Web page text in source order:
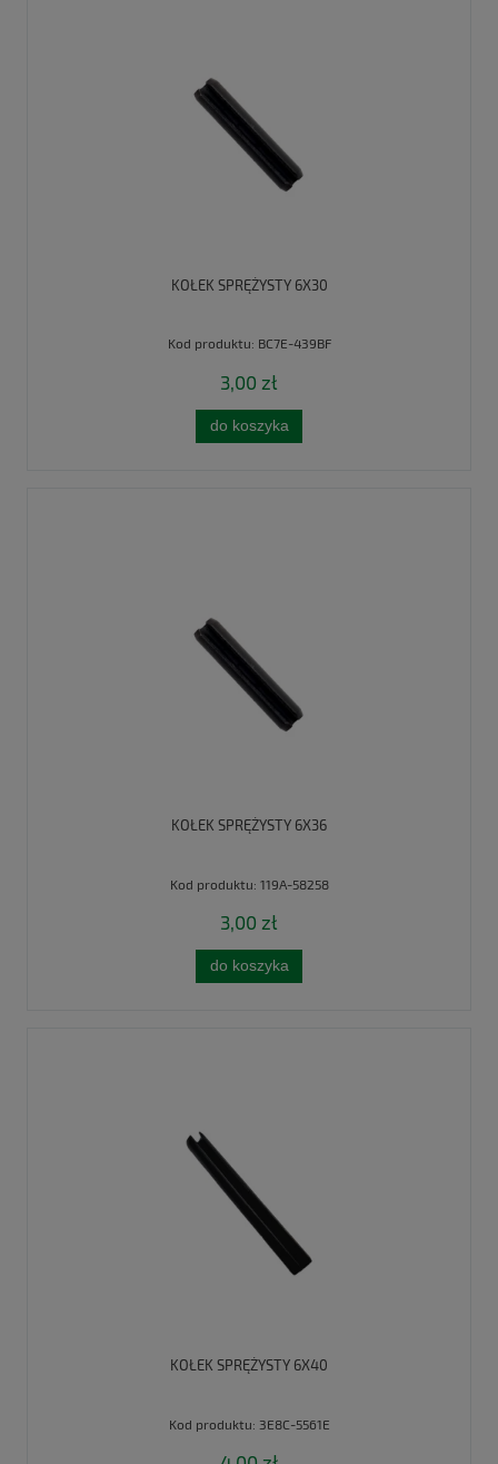
KOŁEK SPRĘŻYSTY 6X30
Kod produktu: BC7E-439BF
3,00 zł
do koszyka
KOŁEK SPRĘŻYSTY 6X36
Kod produktu: 119A-58258
3,00 zł
do koszyka
KOŁEK SPRĘŻYSTY 6X40
Kod produktu: 3E8C-5561E